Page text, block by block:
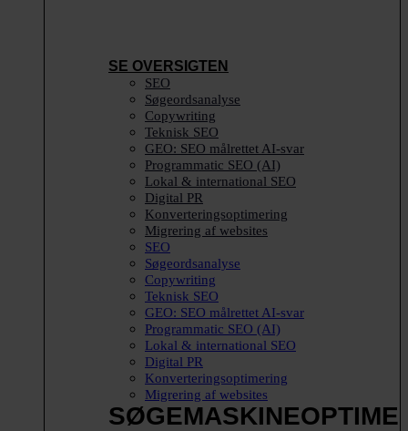
SE OVERSIGTEN
SEO
Søgeordsanalyse
Copywriting
Teknisk SEO
GEO: SEO målrettet AI-svar
Programmatic SEO (AI)
Lokal & international SEO
Digital PR
Konverteringsoptimering
Migrering af websites
SEO
Søgeordsanalyse
Copywriting
Teknisk SEO
GEO: SEO målrettet AI-svar
Programmatic SEO (AI)
Lokal & international SEO
Digital PR
Konverteringsoptimering
Migrering af websites